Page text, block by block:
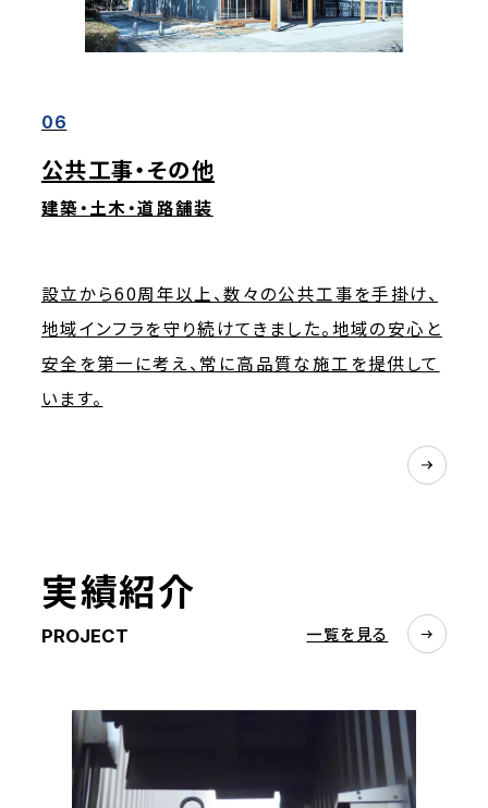
06
公共工事・その他
建築・土木・道路舗装
設立から60周年以上、数々の公共工事を手掛け、
地域インフラを守り続けてきました。地域の安心と
安全を第一に考え、常に高品質な施工を提供して
います。
実績紹介
PROJECT 一覧を見る